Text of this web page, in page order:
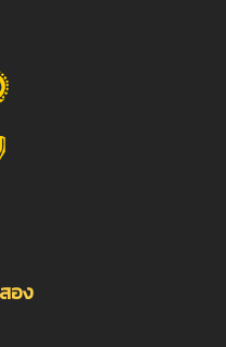
อง